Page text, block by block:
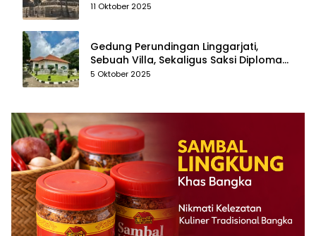
11 Oktober 2025
Gedung Perundingan Linggarjati,
Sebuah Villa, Sekaligus Saksi Diplomasi
yang Mengubah Arah Bangsa
5 Oktober 2025